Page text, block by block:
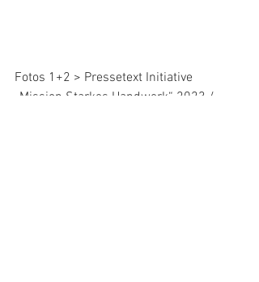
Fotos 1+2 > Pressetext Initiative
„Mission Starkes Handwerk“ 2023 /